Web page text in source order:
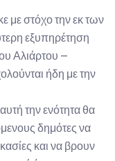
με στόχο την εκ των
εξυπηρέτηση
Αλιάρτου –
ήδη με την
την ενότητα θα
δημότες να
και να βρουν